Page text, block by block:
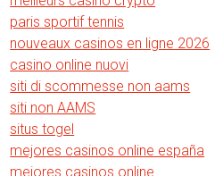
paris sportif tennis
nouveaux casinos en ligne 2026
casino online nuovi
siti di scommesse non aams
siti non AAMS
situs togel
mejores casinos online españa
mejores casinos online